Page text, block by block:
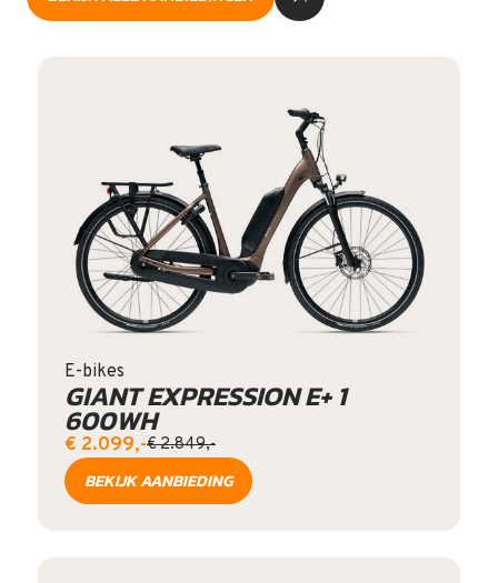
E-bikes
GIANT EXPRESSION E+ 1
600WH
€ 2.099,-€ 2.849,-
BEKIJK AANBIEDING